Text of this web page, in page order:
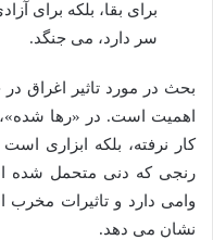
برای بقا، بلکه برای
سر دارد، می جنگد.
بحث در مورد تاثیر اغراق در
اهمیت است. در «رها
کار نرفته، بلکه ابزاری
رنجی که دنی متحمل شده
وامی دارد و تاثیرات
نشان می دهد.